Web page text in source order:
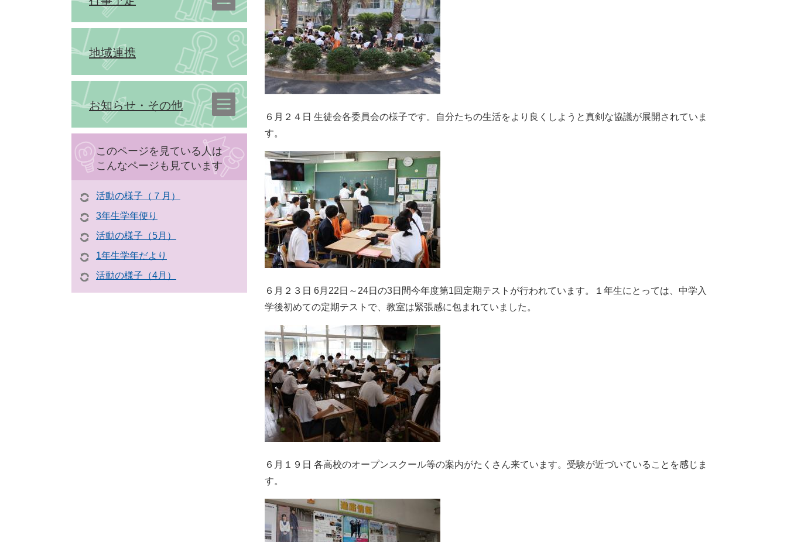
６月２４日 生徒会各委員会の様子です。自分たちの生活をより良くしようと真剣な協議が展開されていま
す。​
６月２３日 6月22日～24日の3日間今年度第1回定期テストが行われています。１年生にとっては、中学入
学後初めての定期テストで、教室は緊張感に包まれていました。​
６月１９日 各高校のオープンスクール等の案内がたくさん来ています。受験が近づいていることを感じま
す。
地域連携
お知らせ・その他
このページを見ている人は
こんなページも見ています
活動の様子（７月）
3年生学年便り
活動の様子（5月）
1年生学年だより
活動の様子（4月）